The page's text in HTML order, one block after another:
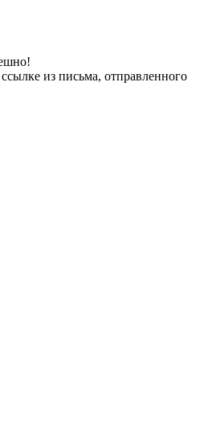
из письма, отправленного